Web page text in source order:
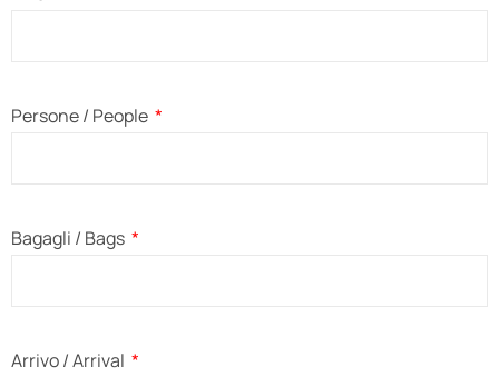
Persone / People
Bagagli / Bags
Arrivo / Arrival